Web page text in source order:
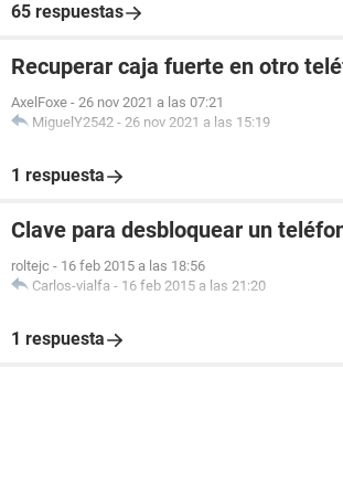
65 respuestas
Recuperar caja fuerte en otro
AxelFoxe - 26 nov 2021 a las 07:21
MiguelY2542 - 26 nov 2021 a las 15:19
1 respuesta
Clave para desbloquear un
roltejc - 16 feb 2015 a las 18:56
Carlos-vialfa - 16 feb 2015 a las 21:20
1 respuesta